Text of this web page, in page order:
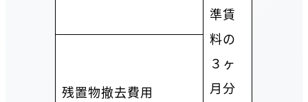
準賃
料の
３ヶ
月分
残置物撤去費用